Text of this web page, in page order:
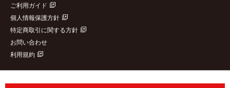
ご利用ガイド
特定商取引に関する方針
利用規約
個人情報保護方針
お問い合わせ